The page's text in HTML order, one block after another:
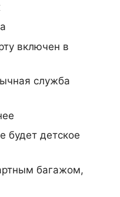
включен в
служба
будет детское
багажом,